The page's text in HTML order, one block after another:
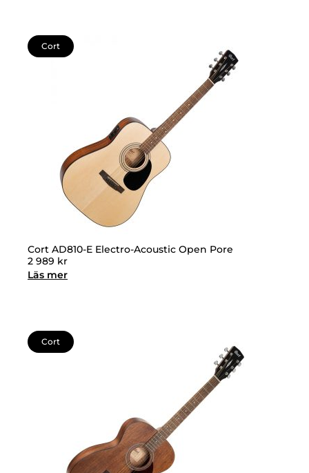
Cort
Cort AD810-E Electro-Acoustic Open Pore
2 989 kr
Läs mer
Cort